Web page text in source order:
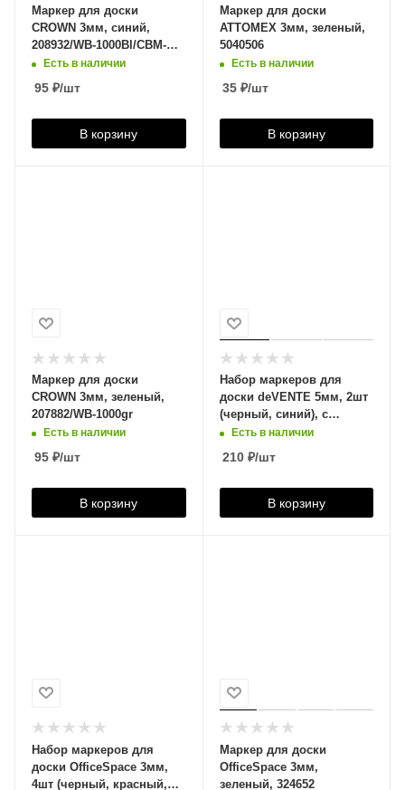
Маркер для доски
CROWN 3мм, синий,
208932/WB-1000Bl/CBM-
1000/077363
Есть в наличии
95 ₽/шт
В корзину
Маркер для доски
ATTOMEX 3мм, зеленый,
5040506
Есть в наличии
35₽/шт
В корзину
Маркер для доски
CROWN 3мм, зеленый,
207882/WB-1000gr
Есть в наличии
95 ₽/шт
В корзину
Набор маркеров для
доски deVENTE 5мм, 2шт
(черный, синий), с
магнитной губкой-
держателем, 5040500
Есть в наличии
210₽/шт
В корзину
Набор маркеров для
доски OfficeSpace 3мм,
4шт (черный, красный,
Маркер для доски
OfficeSpace 3мм,
зеленый, 324652